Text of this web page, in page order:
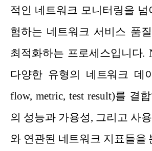
적인 네트워크 모니터링을 넘
험하는 네트워크 서비스 품
최적화하는 프로세스입니다.
다양한 유형의 네트워크 데
flow, metric, test result)를 결
의 성능과 가용성, 그리고 사
와 연관된 네트워크 지표들을